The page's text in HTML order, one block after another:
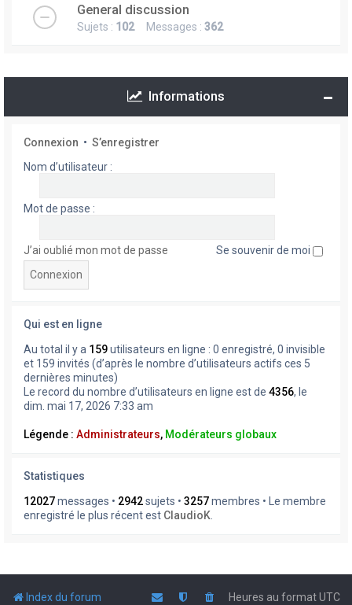
General discussion
Sujets : 102Messages : 362
Informations
Connexion • S’enregistrer
Nom d’utilisateur :
Mot de passe :
J’ai oublié mon mot de passe Se souvenir de moi
Qui est en ligne
Au total il y a 159utilisateurs en ligne : 0 enregistré, 0 invisible
et 159 invités (d’après le nombre d’utilisateurs actifs ces 5
dernières minutes)
Le record du nombre d’utilisateurs en ligne est de 4356, le
dim. mai 17, 2026 7:33 am
Légende : Administrateurs, Modérateurs globaux
Statistiques
12027messages • 2942sujets • 3257membres • Le membre
enregistré le plus récent est ClaudioK
Index du forum Heures au formatUTC